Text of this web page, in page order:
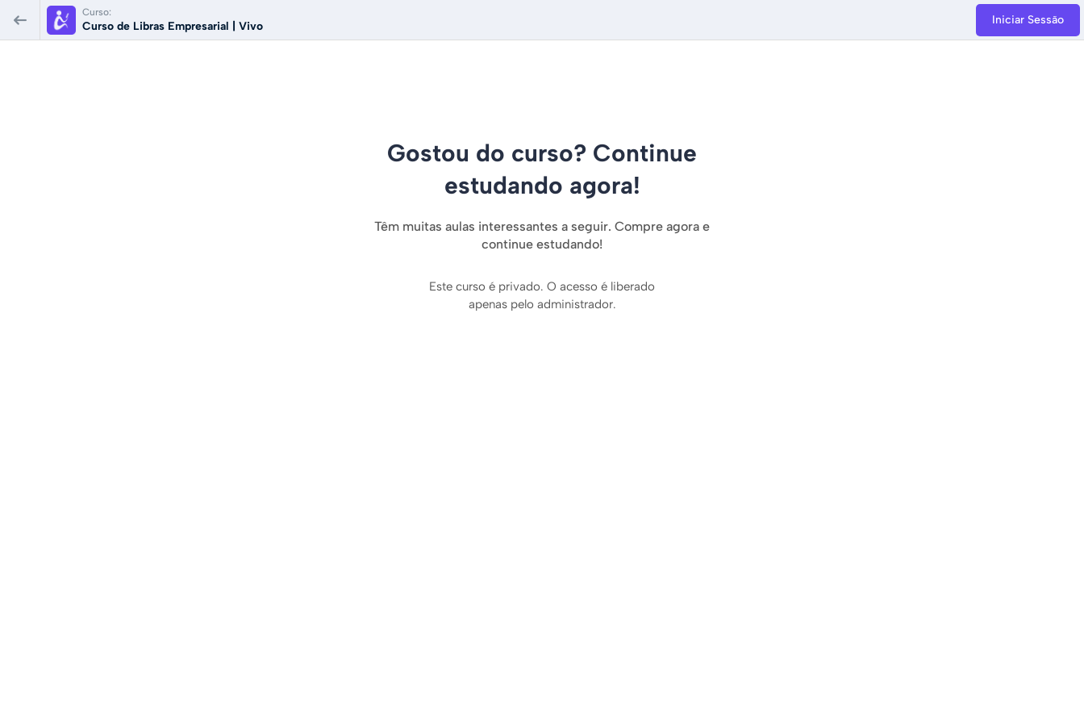
Curso:
Curso de Libras Empresarial | Vivo Iniciar Sessão
Gostou do curso? Continue
estudando agora!
Têm muitas aulas interessantes a seguir. Compre agora e
continue estudando!
Este curso é privado. O acesso é liberado
apenas pelo administrador.